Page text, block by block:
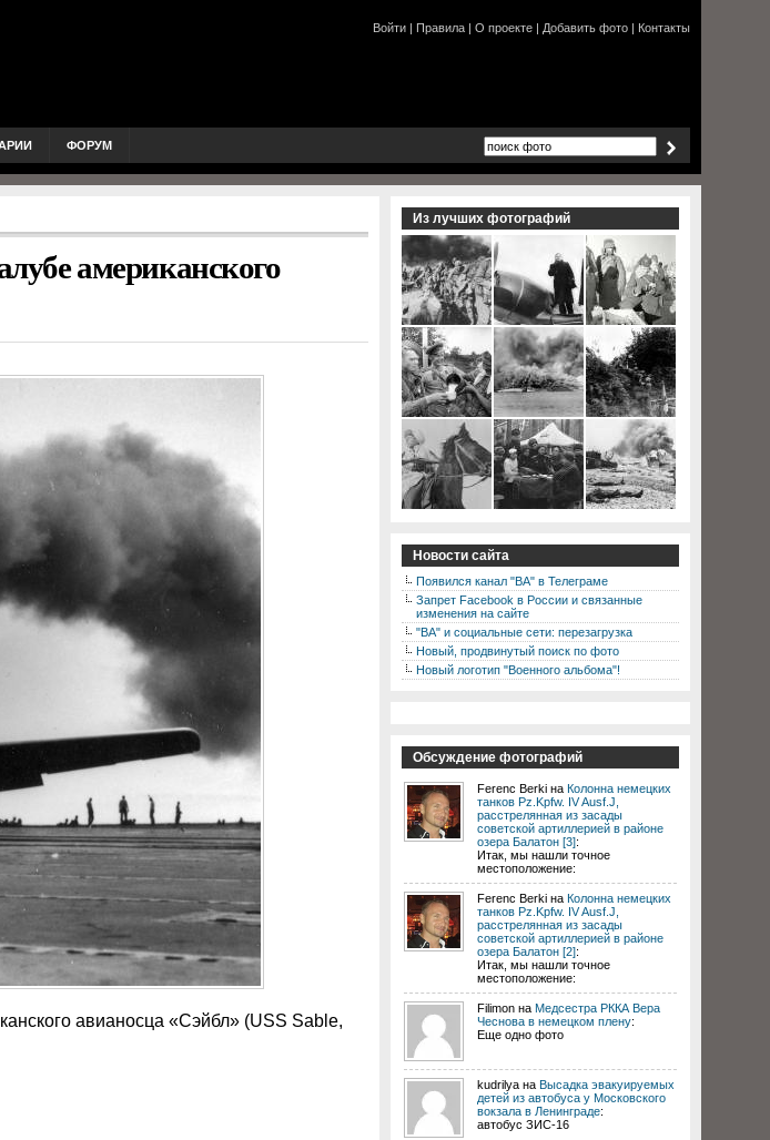
Войти | Правила | О проекте | Добавить фото | Контакты
ФОРУМ
американского
авианосца «Сэйбл» (USS Sable,
Из лучших фотографий
Новости сайта
Появился канал "ВА" в Телеграме
Запрет Facebook в России и связанные
изменения на сайте
"ВА" и социальные сети: перезагрузка
Новый, продвинутый поиск по фото
Новый логотип "Военного альбома"!
Обсуждение фотографий
Ferenc Berki на Колонна немецких
танков Pz.Kpfw. IV Ausf.J,
расстрелянная из засады
советской артиллерией в районе
озера Балатон [3]:
Итак, мы нашли точное
местоположение:
Ferenc Berki на Колонна немецких
танков Pz.Kpfw. IV Ausf.J,
расстрелянная из засады
советской артиллерией в районе
озера Балатон [2]:
Итак, мы нашли точное
местоположение:
Filimon на Медсестра РККА Вера
Чеснова в немецком плену:
Еще одно фото
kudrilya на Высадка эвакуируемых
детей из автобуса у Московского
вокзала в Ленинграде:
автобус ЗИС-16